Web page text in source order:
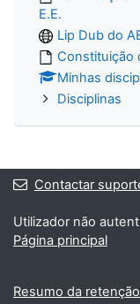
E.E.
Lip Dub do
Constituição
Minhas
Disciplinas
Contactar
Utilizador não
Página principal
Resumo da